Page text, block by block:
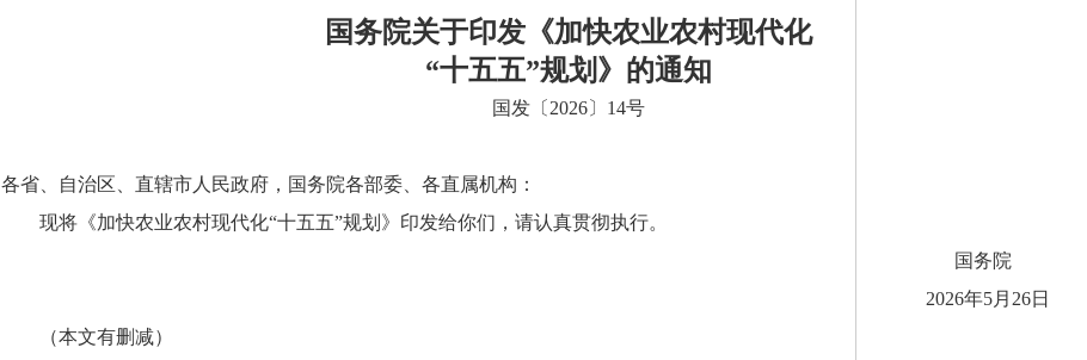
国务院关于印发《加快农业农村现代化
“十五五”规划》的通知
国发〔2026〕14号
各省、自治区、直辖市人民政府，国务院各部委、各直属机构：
现将《加快农业农村现代化“十五五”规划》印发给你们，请认真贯彻执行。
国务
2026年5月
（本文有删减）